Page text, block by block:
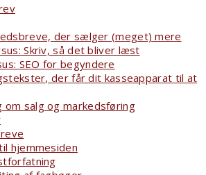
der sælger (meget) mere
Skriv, så det bliver læst
SEO for begyndere
der får dit kasseapparat til at
om salg og markedsføring
hjemmesiden